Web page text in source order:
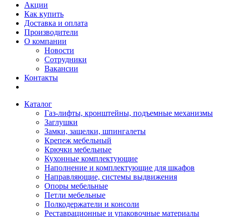
Акции
Как купить
Доставка и оплата
Производители
О компании
Новости
Сотрудники
Вакансии
Контакты
Каталог
Газ-лифты, кронштейны, подъемные механизмы
Заглушки
Замки, защелки, шпингалеты
Крепеж мебельный
Крючки мебельные
Кухонные комплектующие
Наполнение и комплектующие для шкафов
Направляющие, системы выдвижения
Опоры мебельные
Петли мебельные
Полкодержатели и консоли
Реставрационные и упаковочные материалы